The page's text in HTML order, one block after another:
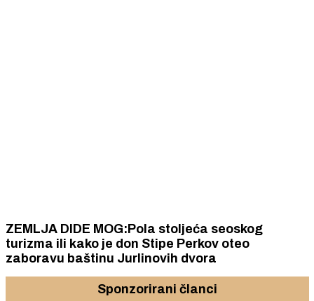
ZEMLJA DIDE MOG:Pola stoljeća seoskog
turizma ili kako je don Stipe Perkov oteo
zaboravu baštinu Jurlinovih dvora
Sponzorirani članci